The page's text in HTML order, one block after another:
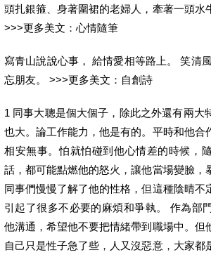
頭扎銀箍、身著圍裙的老婦人，牽著一頭水
>>>更多美文：心情隨筆
寫青山說說心事， 給情愛相等路上。 笑清
忘朋友。 >>>更多美文：自創詩
1 同事大聰是個大個子，除此之外還有兩
也大。論工作能力，他是有的。平時和他合
相安無事。怕就怕碰到他心情差的時候，
話，都可能點燃他的怒火，讓他當場變臉，
同事們慢慢了解了他的性格，但這種陰晴不
引起了很多不必要的麻煩和爭執。 作為部
他溝通，希望他不要把情緒帶到職場中。但
自己只是性子急了些，人又沒惡意，大家都